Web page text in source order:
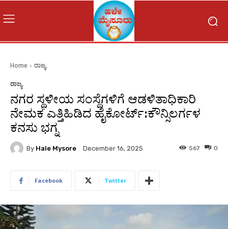
Home ರಾಜ್ಯ
ರಾಜ್ಯ
ನಗರ ಸ್ಥಳೀಯ ಸಂಸ್ಥೆಗಳಿಗೆ ಆಡಳಿತಾಧಿಕಾರಿ
ನೇಮಕ ಎತ್ತಿಹಿಡಿದ ಹೈಕೋರ್ಟ್:ಕೌನ್ಸಿಲರ್ಗಳ
ಕನಸು ಭಗ್ನ
By Hale Mysore December 16, 2025 0
567
Facebook Twitter